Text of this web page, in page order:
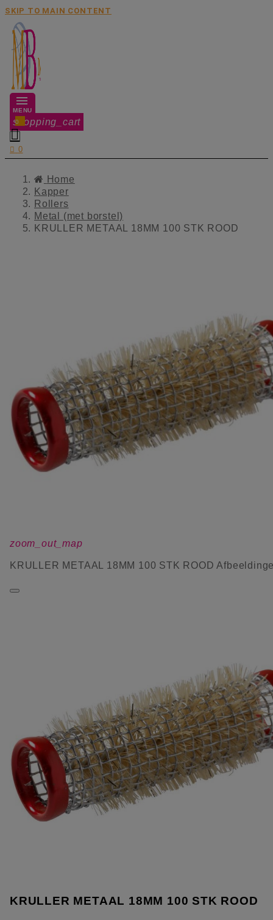
SKIP TO MAIN CONTENT
MENU
shopping_cart
0

 0
Home
Kapper
Rollers
Metal (met borstel)
KRULLER METAAL 18MM 100 STK ROOD
zoom_out_map
KRULLER METAAL 18MM 100 STK ROOD
KRULLER METAAL 18MM 100 STK ROOD